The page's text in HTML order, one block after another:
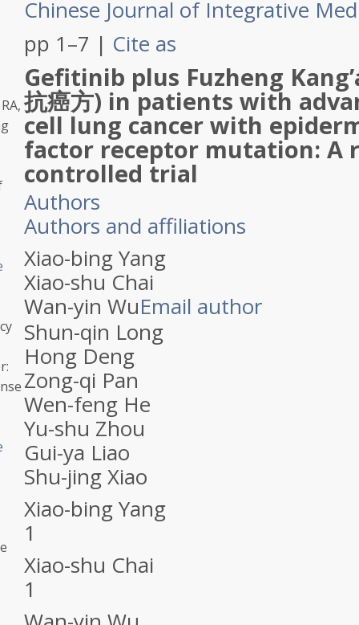
Chinese Journal of Integrative
pp 1–7 | Cite as
Gefitinib plus Fuzheng
抗癌方) in patients with
cell lung cancer with
factor receptor mutation: A
controlled trial
Authors
Authors and affiliations
Xiao-bing Yang
Xiao-shu Chai
Wan-yin WuEmail author
Shun-qin Long
Hong Deng
Zong-qi Pan
Wen-feng He
Yu-shu Zhou
Gui-ya Liao
Shu-jing Xiao
Xiao-bing Yang
1
Xiao-shu Chai
1